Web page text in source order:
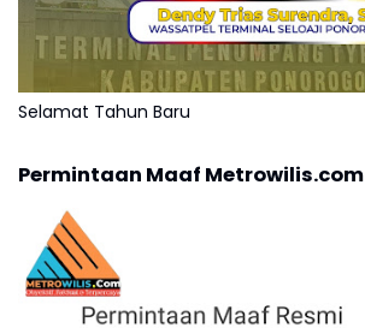
Selamat Tahun Baru
Permintaan Maaf Metrowilis.com